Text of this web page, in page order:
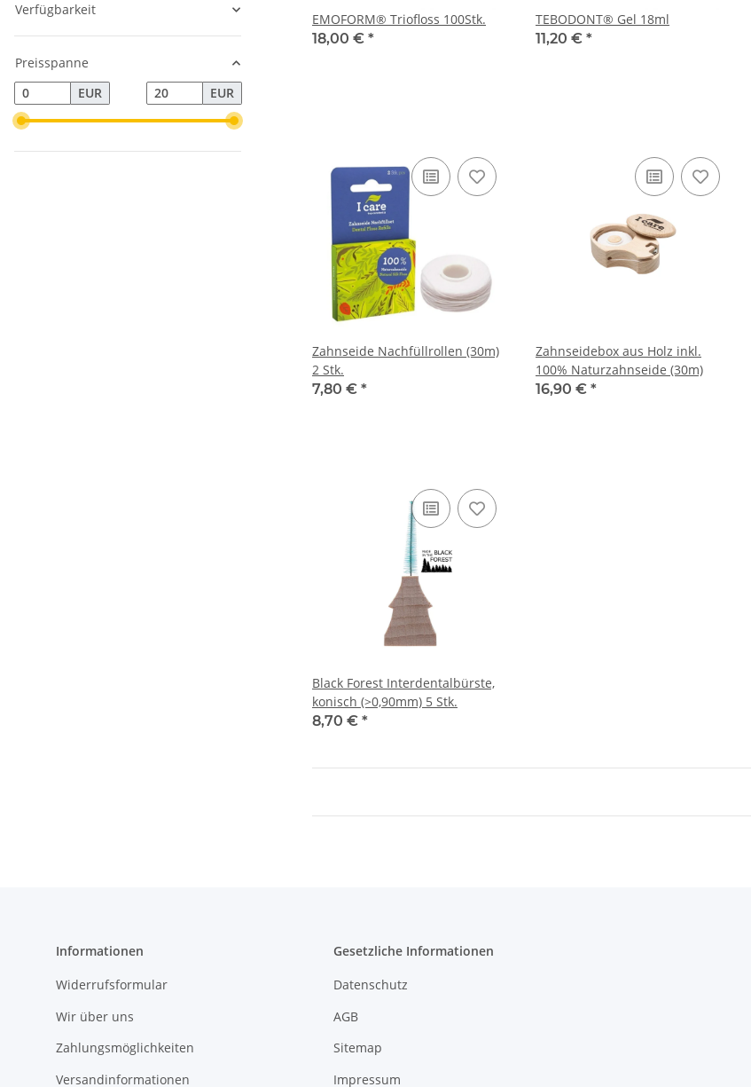
EMOFORM® Triofloss 100Stk.
18,00 € *
TEBODONT® Gel 18ml
11,20 € *
Zahnseide Nachfüllrollen (30m)
2 Stk.
7,80 € *
Zahnseidebox aus Holz inkl.
100% Naturzahnseide (30m)
16,90 € *
Black Forest Interdentalbürste,
konisch (>0,90mm) 5 Stk.
8,70 € *
Verfügbarkeit
Preisspanne
EUR
EUR
Informationen
Widerrufsformular
Wir über uns
Zahlungsmöglichkeiten
Versandinformationen
Gesetzliche Informationen
Datenschutz
AGB
Sitemap
Impressum